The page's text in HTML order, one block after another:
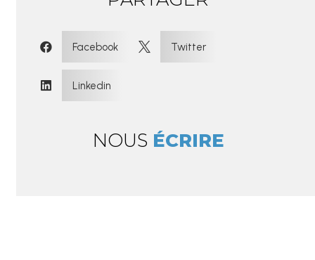
 Facebook  Twitter
 Linkedin
NOUS ÉCRIRE